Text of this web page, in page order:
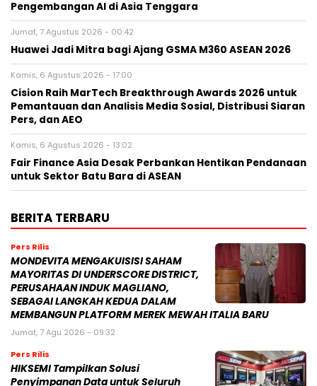
Pengembangan AI di Asia Tenggara
Jumat, 7 Agustus 2026 - 00:42
Huawei Jadi Mitra bagi Ajang GSMA M360 ASEAN 2026
Kamis, 6 Agustus 2026 - 17:00
Cision Raih MarTech Breakthrough Awards 2026 untuk
Pemantauan dan Analisis Media Sosial, Distribusi Siaran
Pers, dan AEO
Kamis, 6 Agustus 2026 - 13:02
Fair Finance Asia Desak Perbankan Hentikan Pendanaan
untuk Sektor Batu Bara di ASEAN
BERITA TERBARU
Pers Rilis
MONDEVITA MENGAKUISISI SAHAM
MAYORITAS DI UNDERSCORE DISTRICT,
PERUSAHAAN INDUK MAGLIANO,
SEBAGAI LANGKAH KEDUA DALAM
MEMBANGUN PLATFORM MEREK MEWAH ITALIA BARU
Jumat, 7 Agu 2026 - 09:32
Pers Rilis
HIKSEMI Tampilkan Solusi
Penyimpanan Data untuk Seluruh